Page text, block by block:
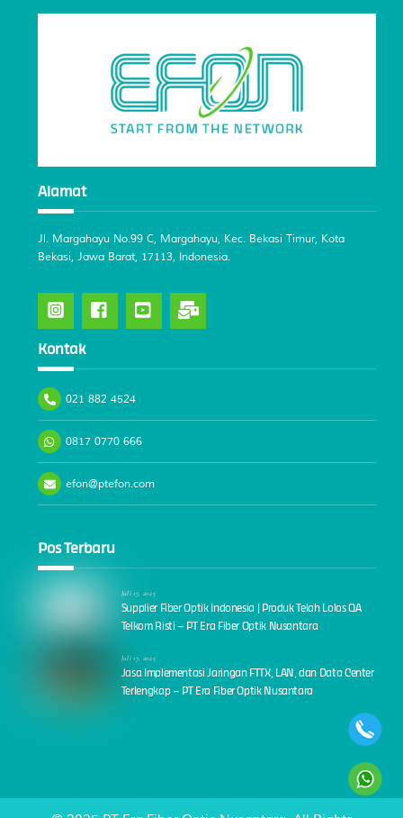
Alamat
Jl. Margahayu No.99 C, Margahayu, Kec. Bekasi Timur, Kota
Bekasi, Jawa Barat, 17113, Indonesia.
Kontak
021 882 4524
0817 0770 666
efon@ptefon.com
Pos Terbaru
Juli 17, 2025
Supplier Fiber Optik Indonesia | Produk Telah Lolos QA
Telkom Risti – PT Era Fiber Optik Nusantara
Juli 17, 2025
Jasa Implementasi Jaringan FTTX, LAN, dan Data Center
Terlengkap – PT Era Fiber Optik Nusantara